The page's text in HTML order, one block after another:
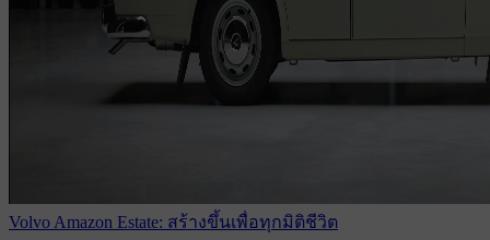
Volvo Amazon Estate: สร้างขึ้นเพื่อทุกมิติชีวิต